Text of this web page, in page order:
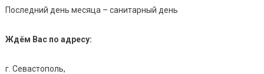
Последний день месяца – санитарный день
Ждём Вас по адресу:
г. Севастополь,